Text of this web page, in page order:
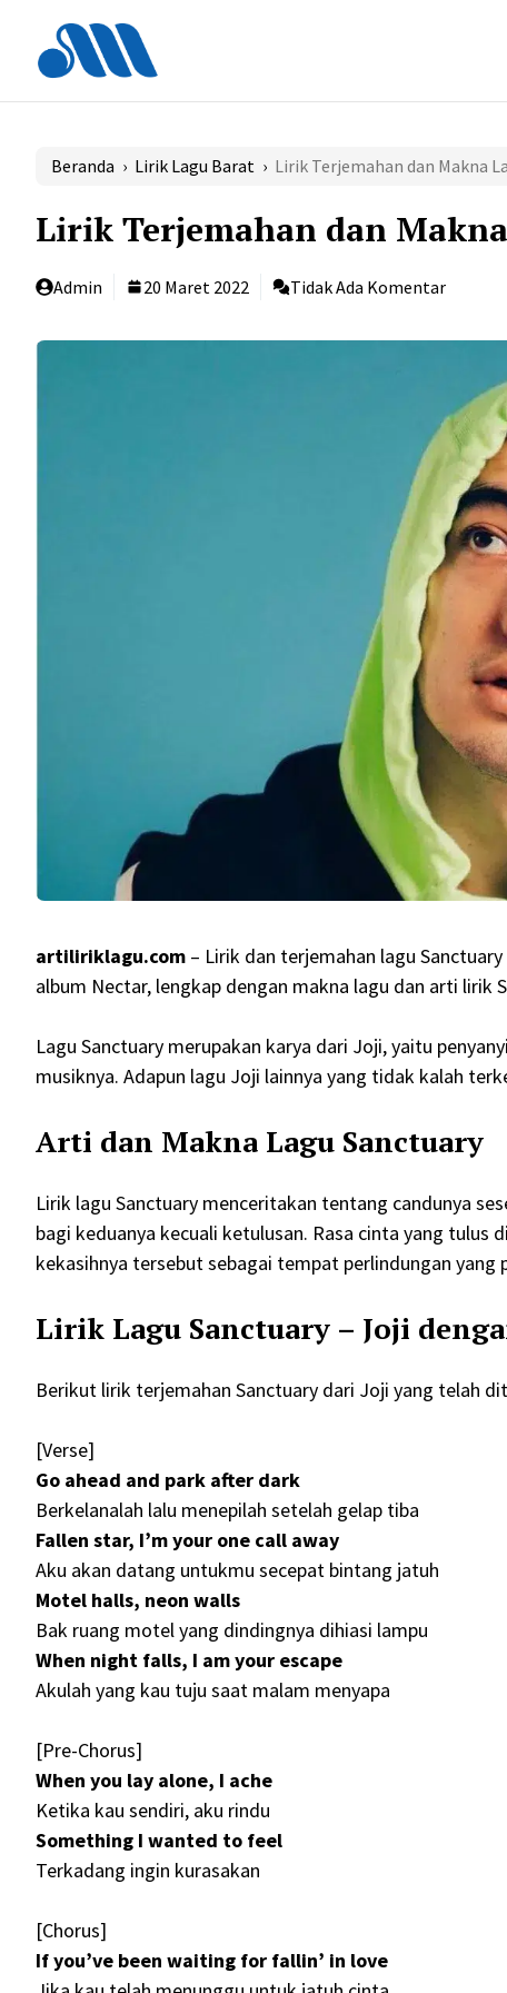
Beranda › Lirik Lagu Barat › Lirik Terjemahan dan Makna
Lirik Terjemahan dan
Admin 20 Maret 2022 Tidak Ada Komentar
artiliriklagu.com – Lirik dan terjemahan lagu
album Nectar, lengkap dengan makna lagu dan arti lirik
Lagu Sanctuary merupakan karya dari Joji, yaitu
musiknya. Adapun lagu Joji lainnya yang tidak kalah
Arti dan Makna Lagu Sanctuary
Lirik lagu Sanctuary menceritakan tentang candunya
bagi keduanya kecuali ketulusan. Rasa cinta yang
kekasihnya tersebut sebagai tempat perlindungan yang
Lirik Lagu Sanctuary – Joji
Berikut lirik terjemahan Sanctuary dari Joji yang telah
[Verse]
Go ahead and park after dark
Berkelanalah lalu menepilah setelah gelap tiba
Fallen star, I’m your one call away
Aku akan datang untukmu secepat bintang jatuh
Motel halls, neon walls
Bak ruang motel yang dindingnya dihiasi lampu
When night falls, I am your escape
Akulah yang kau tuju saat malam menyapa
[Pre-Chorus]
When you lay alone, I ache
Ketika kau sendiri, aku rindu
Something I wanted to feel
Terkadang ingin kurasakan
[Chorus]
If you’ve been waiting for fallin’ in love